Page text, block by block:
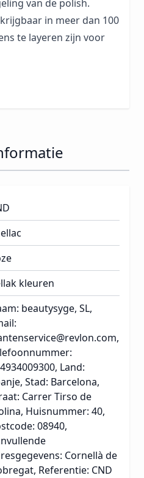
van de polish.
in meer dan 100
te layeren zijn voor
kleuren
beautysyge, SL,
Land:
Stad: Barcelona,
Carrer Tirso de
Huisnummer: 40,
08940,
Cornellà de
Referentie: CND